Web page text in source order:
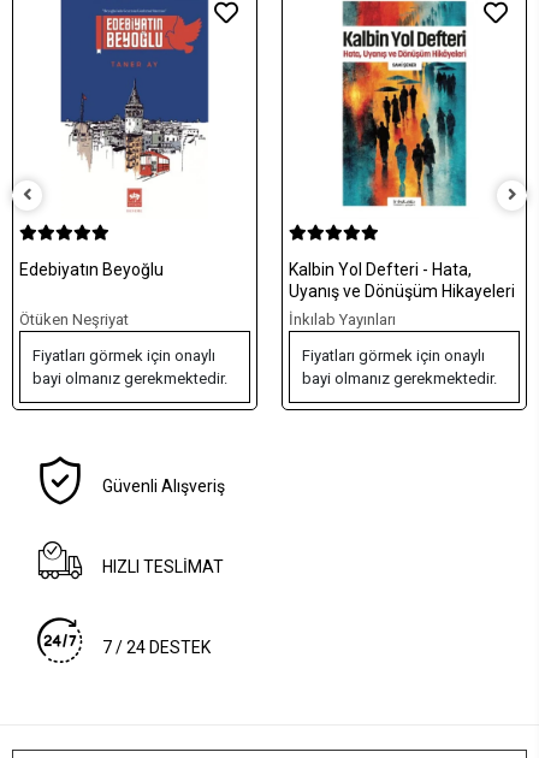
Kalbin Yol Defteri - Hata,
Uyanış ve Dönüşüm Hikayeleri
İnkılab Yayınları
Fiyatları görmek için onaylı
bayi olmanız gerekmektedir.
Yerinde Zamanında
Kıvamında Yaşamak -
Yolunda
İnkılab Yayınları
Fiyatları görmek için onaylı
bayi olmanız
Güvenli Alışveriş
HIZLI TESLİMAT
7 / 24 DESTEK